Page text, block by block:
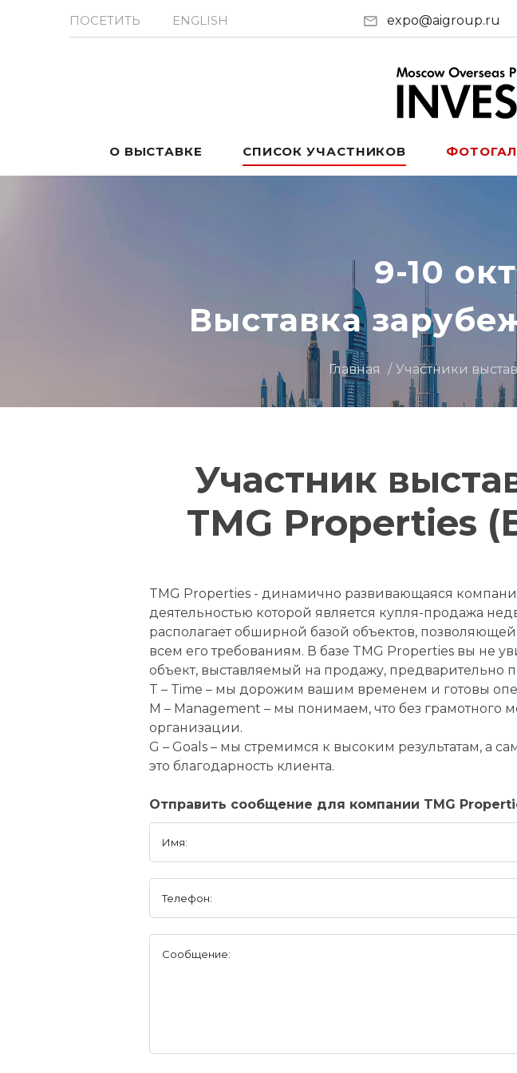
ПОСЕТИТЬ ENGLISH expo@aigroup.ru
О ВЫСТАВКЕ СПИСОК УЧАСТНИКОВ
9-10
Выставка
Главная Участники
Участник
TMG Properties
TMG Properties - динамично развивающаяся
деятельностью которой является купля-продажа
располагает обширной базой объектов,
всем его требованиям. В базе TMG Properties вы не
объект, выставляемый на продажу, предварительно
T – Time – мы дорожим вашим временем и готовы
M – Management – мы понимаем, что без
организации.
G – Goals – мы стремимся к высоким результатам, а
это благодарность клиента.
Отправить сообщение для компании TMG
Имя:
Телефон:
Сообщение: